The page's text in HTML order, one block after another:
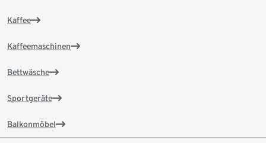
Kaffee
Kaffeemaschinen
Bettwäsche
Sportgeräte
Balkonmöbel